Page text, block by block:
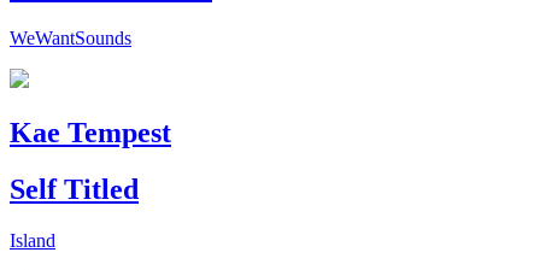
WeWantSounds
Kae Tempest
Self Titled
Island